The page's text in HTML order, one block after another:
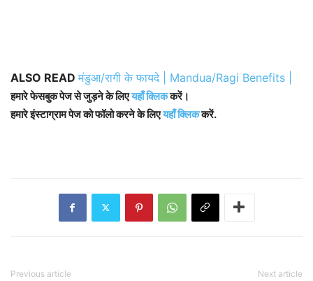
ALSO READ मंडुआ/रागी के फायदे | Mandua/Ragi Benefits |
हमारे फेसबुक पेज से जुड़ने के लिएयहाँ क्लिककरें।
हमारे इंस्टाग्राम पेज को फॉलो करने के लिएयहाँ क्लिककरें.
Previous article Next article